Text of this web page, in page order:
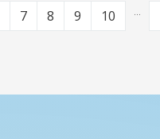
7 8 9 10 ...